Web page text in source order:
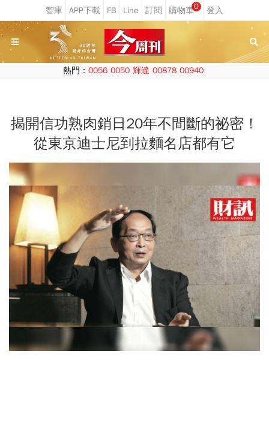
0
熱門： 0056 0050 輝達 00878 00940
揭開信功熟肉銷日20年不間斷的祕密！
從東京迪士尼到拉麵名店都有它